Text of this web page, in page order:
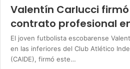
Valentín Carlucci
contrato profesional
El joven futbolista escobarense
en las inferiores del Club Atlético
(CAIDE), firmó este…